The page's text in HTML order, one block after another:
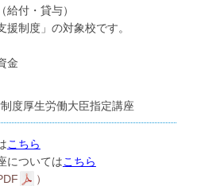
付・貸与）
制度」の対象校です。
金
度厚生労働大臣指定講座
こちら
についてはこちら
）